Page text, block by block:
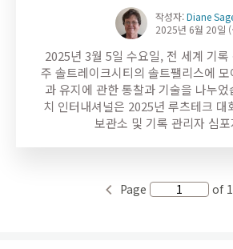
작성자:Diane
2025년 6월 20일 (
2025년 3월 5일 수요일, 전 세계 기
주 솔트레이크시티의 솔트팰리스에
과 유지에 관한 통찰과 기술을 나누었
치 인터내셔널은 2025년 루츠테크 대
보관소 및 기록 관리자 심
Page of